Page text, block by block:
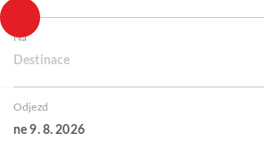
Na
Destinace
Odjezd
ne 9. 8. 2026